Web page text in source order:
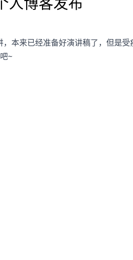
本来已经准备好演讲稿了，但是
~